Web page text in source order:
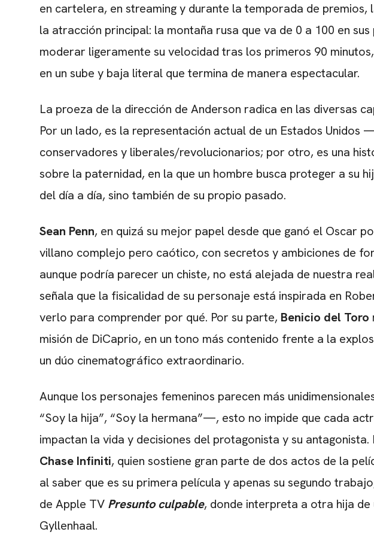
en cartelera, en streaming y durante la temporada de premios,
la atracción principal: la montaña rusa que va de 0 a 100 en
moderar ligeramente su velocidad tras los primeros 90
en un sube y baja literal que termina de manera espectacular.
La proeza de la dirección de Anderson radica en las diversas
Por un lado, es la representación actual de un Estados
conservadores y liberales/revolucionarios; por otro, es una
sobre la paternidad, en la que un hombre busca proteger a su
del día a día, sino también de su propio pasado.
Sean Penn, en quizá su mejor papel desde que ganó el Oscar
villano complejo pero caótico, con secretos y ambiciones de
aunque podría parecer un chiste, no está alejada de nuestra
señala que la fisicalidad de su personaje está inspirada en
verlo para comprender por qué. Por su parte, Benicio del Toro
misión de DiCaprio, en un tono más contenido frente a la
un dúo cinematográfico extraordinario.
Aunque los personajes femeninos parecen más
“Soy la hija”, “Soy la hermana”—, esto no impide que cada
impactan la vida y decisiones del protagonista y su
Chase Infiniti, quien sostiene gran parte de dos actos de la
al saber que es su primera película y apenas su segundo
de Apple TV Presunto culpable, donde interpreta a otra hija
Gyllenhaal.